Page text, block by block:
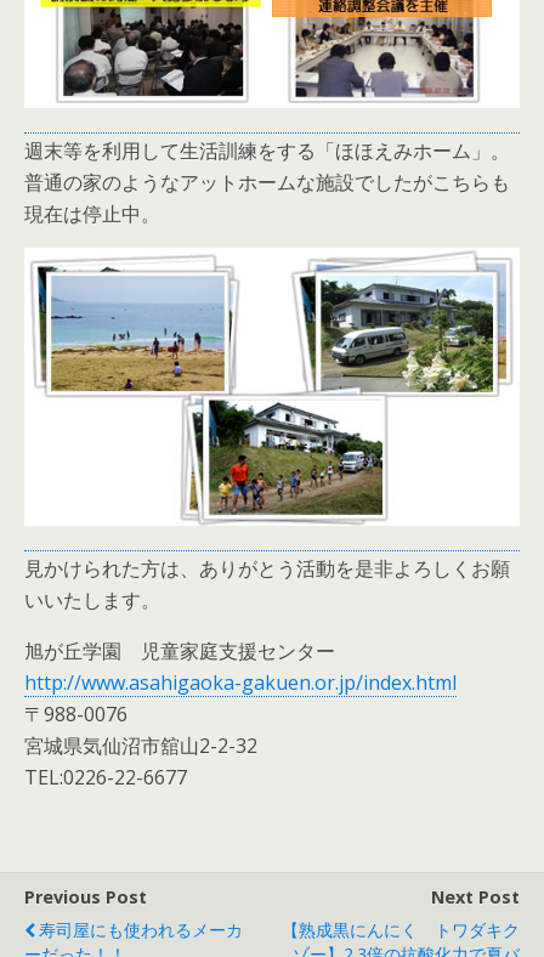
週末等を利用して生活訓練をする「ほほえみホーム」。
普通の家のようなアットホームな施設でしたがこちらも
現在は停止中。
見かけられた方は、ありがとう活動を是非よろしくお願
いいたします。
旭が丘学園 児童家庭支援センター
http://www.asahigaoka-gakuen.or.jp/index.html
〒988-0076
宮城県気仙沼市舘山2-2-32
TEL:0226-22-6677
Previous Post
寿司屋にも使われるメーカ
Next Post
【熟成黒にんにく トワダキク